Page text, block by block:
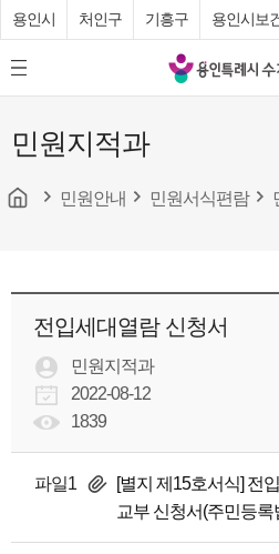
용인시 처인구 기흥구 용인시보
모
바
메
뉴
튼
용
인
수
청
민원지적과
민원안내 민원서식편람
전입세대열람 신청서
민원지적과
2022-08-12
1839
파일1
[별지 제15호서식] 전
교부 신청서(주민등록